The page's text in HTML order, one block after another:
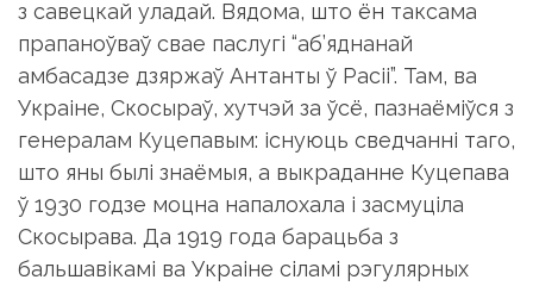
з савецкай уладай. Вядома, што ён таксама
прапаноўваў свае паслугі “аб’яднанай
амбасадзе дзяржаў Антанты ў Расіі”. Там, ва
Украіне, Скосыраў, хутчэй за ўсё, пазнаёміўся з
генералам Куцепавым: існуюць сведчанні таго,
што яны былі знаёмыя, а выкраданне Куцепава
ў 1930 годзе моцна напалохала і засмуціла
Скосырава. Да 1919 года барацьба з
бальшавікамі ва Украіне сіламі рэгулярных